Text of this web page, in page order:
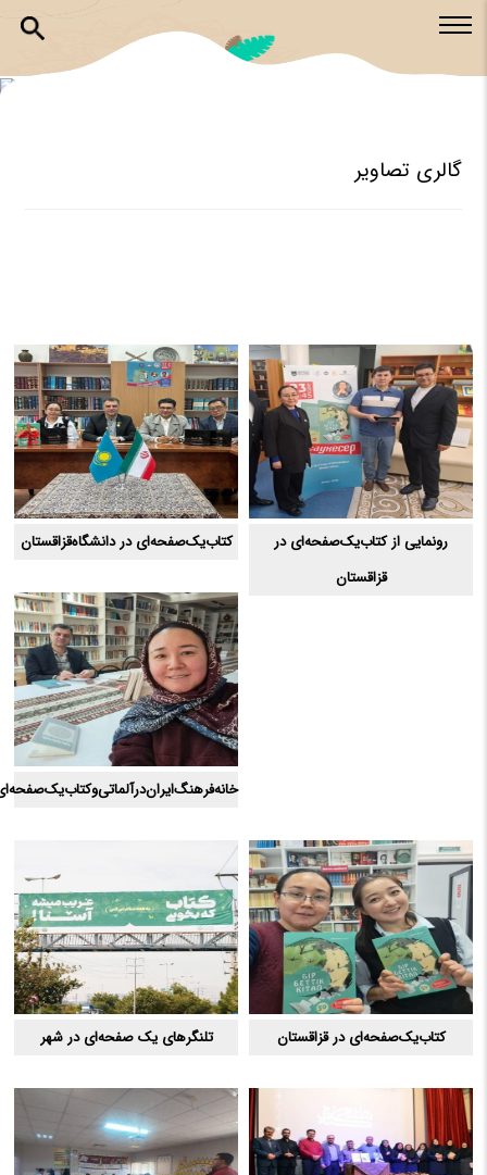
گالری تصاویر
رونمایی از کتاب‌یک‌صفحه‌ای در
قزاقستان
کتاب‌یک‌صفحه‌ای در دانشگاه‌قزاقستان
کتاب‌یک‌صفحه‌ای در قزاقستان تلنگرهای یک صفحه‌ای در شهر